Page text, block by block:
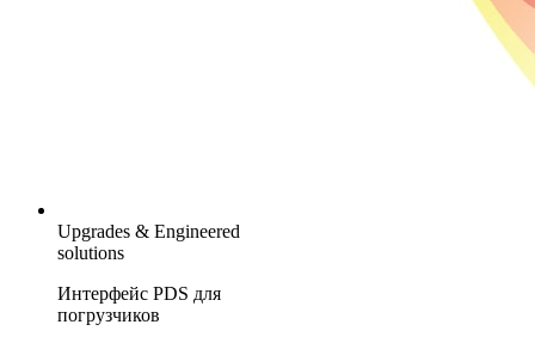
Upgrades & Engineered
solutions
Интерфейс PDS для
погрузчиков